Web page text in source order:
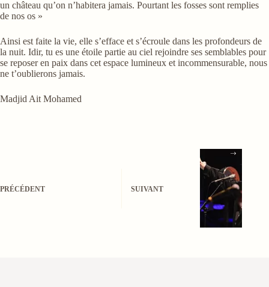
un château qu’on n’habitera jamais. Pourtant les fosses sont remplies
de nos os »
Ainsi est faite la vie, elle s’efface et s’écroule dans les profondeurs de
la nuit. Idir, tu es une étoile partie au ciel rejoindre ses semblables pour
se reposer en paix dans cet espace lumineux et incommensurable, nous
ne t’oublierons jamais.
Madjid Ait Mohamed
PRÉCÉDENT SUIVANT